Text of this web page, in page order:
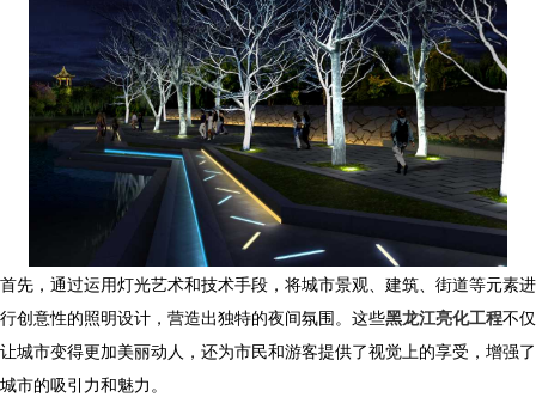
首先，通过运用灯光艺术和技术手段，将城市景观、建筑、街道等元素进
行创意性的照明设计，营造出独特的夜间氛围。这些黑龙江亮化工程不仅
让城市变得更加美丽动人，还为市民和游客提供了视觉上的享受，增强了
城市的吸引力和魅力。